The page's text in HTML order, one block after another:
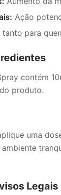
Ação
tanto para
contém
produto.
uma
Legais